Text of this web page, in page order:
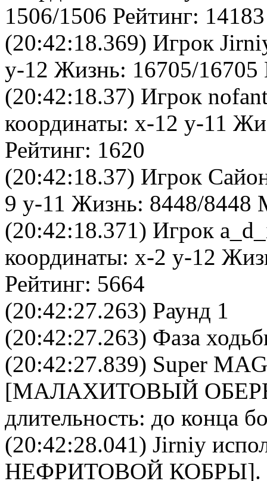
1506/1506 Рейтинг: 14183
(20:42:18.369) Игрок
y-12 Жизнь: 16705/16705
(20:42:18.37) Игрок
координаты: x-12 y-11
Рейтинг: 1620
(20:42:18.37) Игрок
9 y-11 Жизнь: 8448/8448
(20:42:18.371) Игрок
координаты: x-2 y-12
Рейтинг: 5664
(20:42:27.263) Раунд 1
(20:42:27.263) Фаза
(20:42:27.839) Super MAG
[МАЛАХИТОВЫЙ
длительность: до конца
(20:42:28.041) Jirniy
НЕФРИТОВОЙ КОБРЫ].